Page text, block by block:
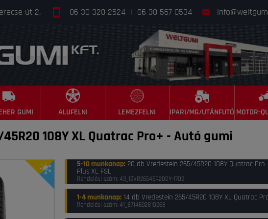
út 2. 06 30 320 2524 | 06 30 567 0534
GUMI ALUFELNI LEMEZFELNI IPARI/MG/UTÁNFUTÓ MOTOR-
108Y XL Quatrac Pro+ -Autó gumi
5-10 munkanap: 20 db Vredestein 265/45R20 108Y Quatrac Pro
Plus XL FSL
Rendelési szám: 43_12VR26545R200Y-1702
1-4 munkanap: 14 db Vredestein 265/45R20 108Y XL Quatrac
Rendelési szám: 41_8714692810268